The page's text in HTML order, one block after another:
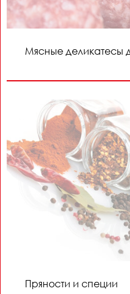
Мясные деликатесы
Пряности и специи